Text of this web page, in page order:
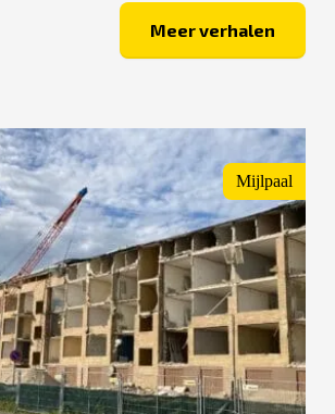
Meer verhalen
Mijlpaal